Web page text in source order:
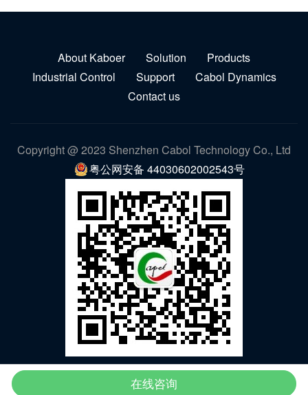
About Kaboer Solution
Products
Industrial Control
Support
Cabol Dynamics
Contact us
Copyright @ 2023 Shenzhen Cabol Technology Co., Ltd
粤公网安备 44030602002543号
WeChat
在线咨询